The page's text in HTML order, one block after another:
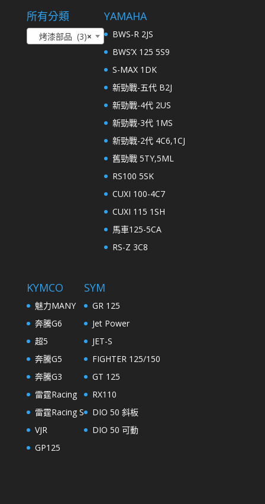
所有分類
×
烤漆部品 (3)
YAMAHA
BWS-R 2JS
BWS’X 125 5S9
S-MAX 1DK
新勁戰-五代 B2J
新勁戰-4代 2US
新勁戰-3代 1MS
新勁戰-2代 4C6,1CJ
舊勁戰 5TY,5ML
RS100 5SK
CUXI 100-4C7
CUXI 115 1SH
馬車125-5CA
RS-Z 3C8
KYMCO
魅力MANY
奔騰G6
超5
奔騰G5
奔騰G3
雷霆Racing
雷霆Racing S
VJR
GP125
SYM
GR 125
Jet Power
JET-S
FIGHTER 125/150
GT 125
RX110
DIO 50 斜板
DIO 50 可動